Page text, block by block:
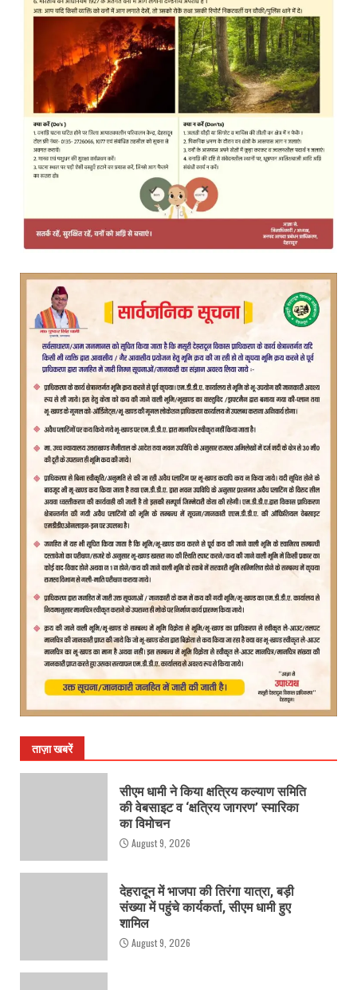
ताज़ा खबरें
सीएम धामी ने किया क्षत्रिय कल्याण समिति
की वेबसाइट व ‘क्षत्रिय जागरण’ स्मारिका
का विमोचन
August 9, 2026
देहरादून में भाजपा की तिरंगा यात्रा, बड़ी
संख्या में पहुंचे कार्यकर्ता, सीएम धामी हुए
शामिल
August 9, 2026